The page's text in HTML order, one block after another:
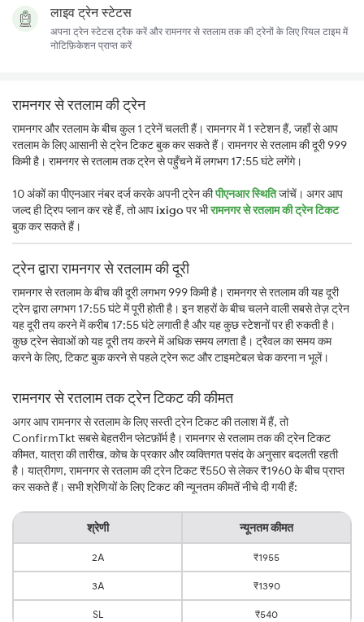
लाइव ट्रेन स्टेटस
अपना ट्रेन स्टेटस ट्रैक करें और रामनगर से रतलाम तक की ट्रेनों के लिए रियल टाइम में
नोटिफ़िकेशन प्राप्त करें
रामनगर से रतलाम की ट्रेन
रामनगर और रतलाम के बीच कुल 1 ट्रेनें चलती हैं। रामनगर में 1 स्टेशन हैं, जहाँ से आप
रतलाम के लिए आसानी से ट्रेन टिकट बुक कर सकते हैं। रामनगर से रतलाम की दूरी 999
किमी है। रामनगर से रतलाम तक ट्रेन से पहुँचने में लगभग 17:55 घंटे लगेंगे।
10 अंकों का पीएनआर नंबर दर्ज करके अपनी ट्रेन कीपीएनआर स्थितिजांचें। अगर आप
जल्द ही ट्रिप प्लान कर रहे हैं, तो आपixigoपर भीरामनगर से रतलाम की ट्रेन टिकट
बुक कर सकते हैं।
ट्रेन द्वारा रामनगर से रतलाम की दूरी
रामनगर से रतलाम के बीच की दूरी लगभग 999 किमी है। रामनगर से रतलाम की यह दूरी
ट्रेन द्वारा लगभग 17:55 घंटे में पूरी होती है। इन शहरों के बीच चलने वाली सबसे तेज़ ट्रेन
यह दूरी तय करने में करीब 17:55 घंटे लगाती है और यह कुछ स्टेशनों पर ही रुकती है।
कुछ ट्रेन सेवाओं को यह दूरी तय करने में अधिक समय लगता है। ट्रैवल का समय कम
करने के लिए, टिकट बुक करने से पहले ट्रेन रूट और टाइमटेबल चेक करना न भूलें।
रामनगर से रतलाम तक ट्रेन टिकट की कीमत
अगर आप रामनगर से रतलाम के लिए सस्ती ट्रेन टिकट की तलाश में हैं, तो
ConfirmTkt सबसे बेहतरीन प्लेटफ़ॉर्म है। रामनगर से रतलाम तक की ट्रेन टिकट
कीमत, यात्रा की तारीख, कोच के प्रकार और व्यक्तिगत पसंद के अनुसार बदलती रहती
है। यात्रीगण, रामनगर से रतलाम की ट्रेन टिकट ₹550 से लेकर ₹1960 के बीच प्राप्त
कर सकते हैं। सभी श्रेणियों के लिए टिकट की न्यूनतम कीमतें नीचे दी गयी हैं:
श्रेणी न्यूनतम कीमत
2A ₹1955
3A ₹1390
SL ₹540